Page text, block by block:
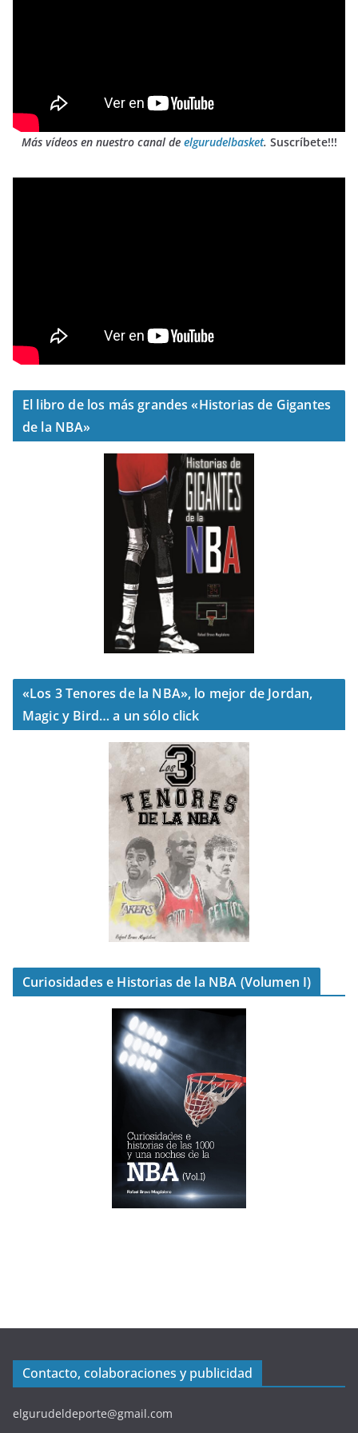
Más vídeos en nuestro canal de elgurudelbasket. Suscríbete!!!
El libro de los más grandes «Historias de Gigantes
de la NBA»
«Los 3 Tenores de la NBA», lo mejor de Jordan,
Magic y Bird… a un sólo click
Curiosidades e Historias de la NBA (Volumen I)
Contacto, colaboraciones y publicidad
elgurudeldeporte@gmail.com